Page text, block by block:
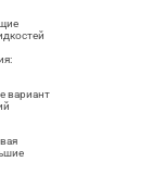
вариант